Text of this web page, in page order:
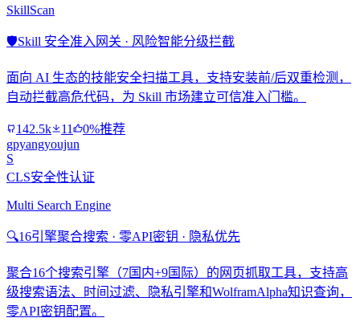
SkillScan
🛡️Skill 安全准入网关 · 风险智能分级拦截
面向 AI 生态的技能安全扫描工具，支持安装前/后双重检测，
自动拦截高危代码，为 Skill 市场建立可信准入门槛。
142.5k 11
0%推荐
gpyangyoujun
S
CLS安全性认证
Multi Search Engine
🔍16引擎聚合搜索 · 零API密钥 · 隐私优先
聚合16个搜索引擎（7国内+9国际）的网页抓取工具，支持高
级搜索语法、时间过滤、隐私引擎和WolframAlpha知识查询，
零API密钥配置。